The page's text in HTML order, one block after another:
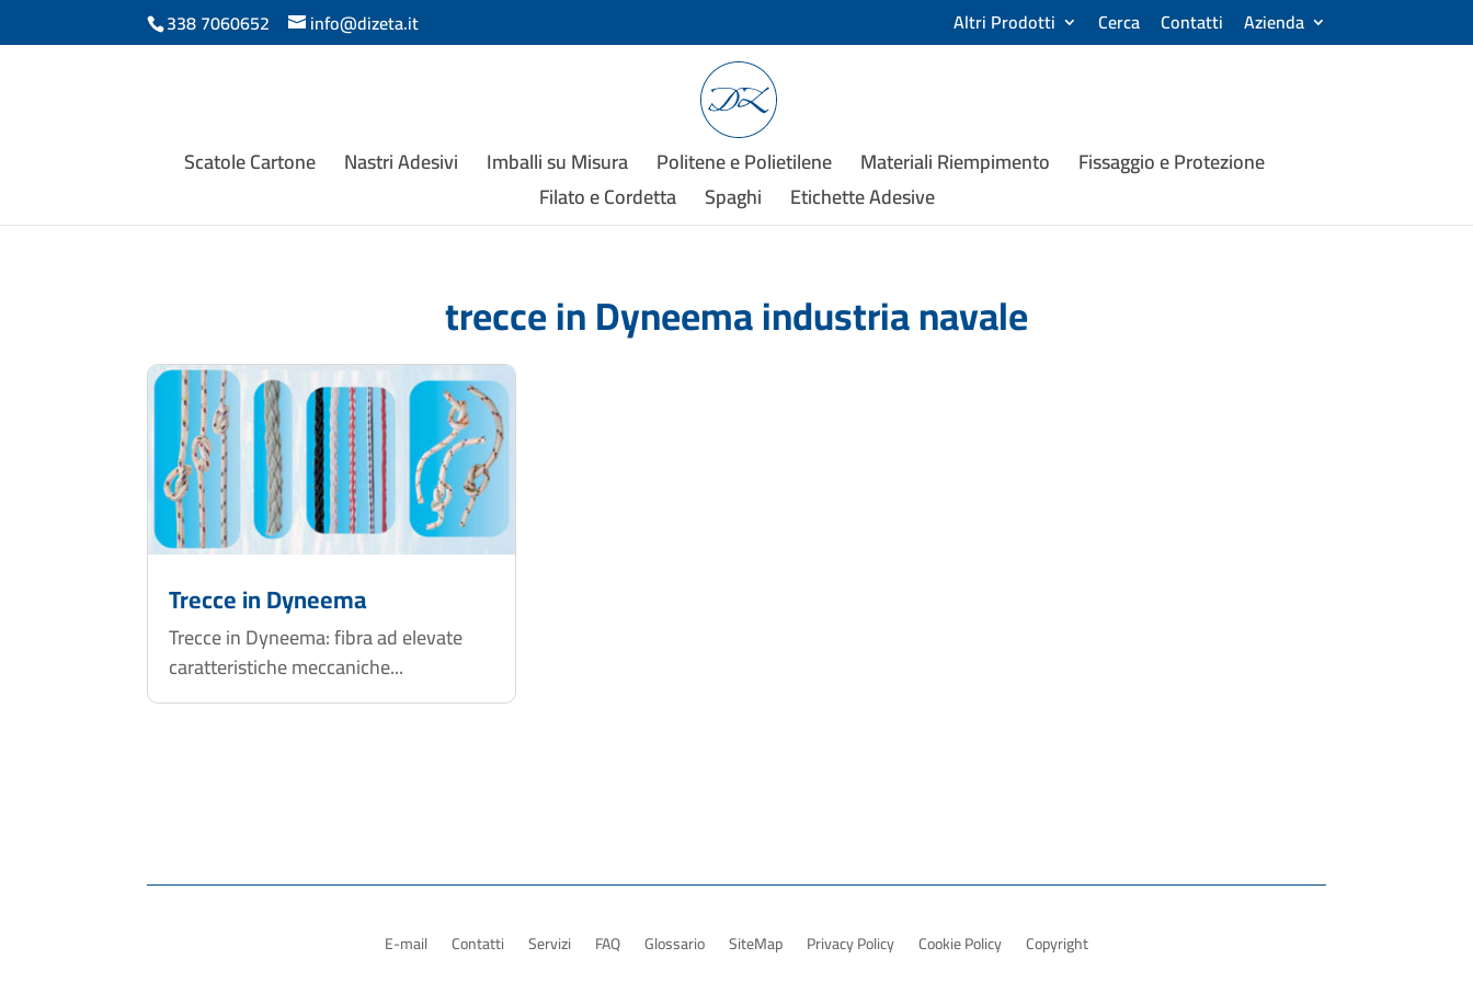
338 7060652 info@dizeta.it Altri Prodotti Cerca Contatti Azienda
Scatole Cartone Nastri Adesivi Imballi su Misura Politene e Polietilene Materiali Riempimento
Fissaggio e Protezione
Filato e Cordetta
Spaghi Etichette Adesive
trecce in Dyneema industria navale
Trecce in Dyneema
Trecce in Dyneema: fibra ad elevate
caratteristiche meccaniche...
E-mail Contatti Servizi FAQ Glossario SiteMap Privacy Policy Cookie Policy Copyright